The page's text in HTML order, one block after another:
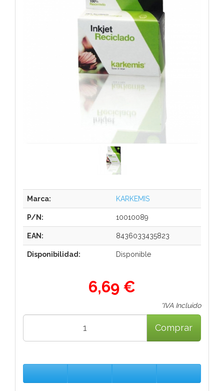
Marca: KARKEMIS
P/N: 10010089
EAN: 8436033435823
Disponibilidad: Disponible
6,69 €
*IVA Incluido
Comprar